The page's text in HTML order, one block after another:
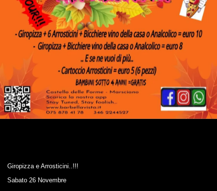
Giropizza e Arrosticini..!!!
Sabato 26 Novembre